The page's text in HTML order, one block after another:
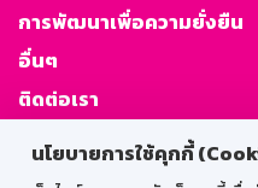
นโยบายการใช้คุกกี้
การพัฒนาเพื่อความยั่งยืน
อื่นๆ
ติดต่อเรา